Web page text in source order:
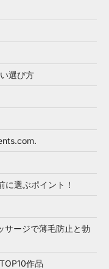
選び方
に選ぶポイント！
サージで薄毛防止と勃
作品